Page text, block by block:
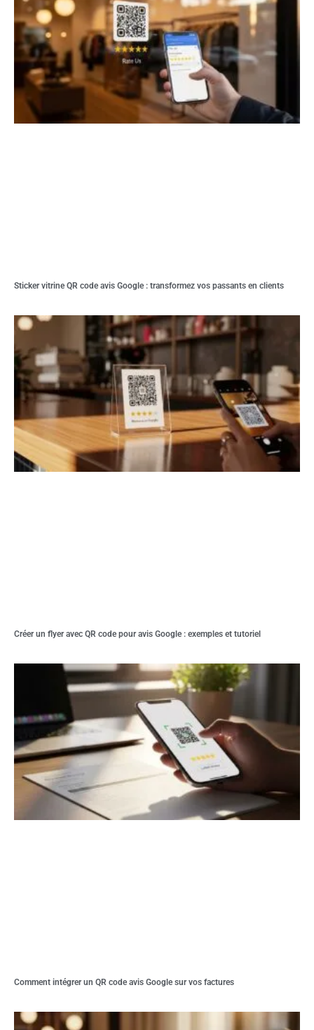
Sticker vitrine QR code avis Google : transformez vos passants en clients
Créer un flyer avec QR code pour avis Google : exemples et tutoriel
Comment intégrer un QR code avis Google sur vos factures